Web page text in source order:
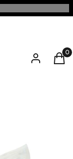
Zaloguj się